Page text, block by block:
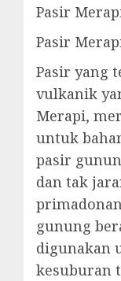
Pasir
Pasir
Pasir yang
vulkanik
Merapi,
untuk
pasir
dan tak
gunung
digunakan
kesuburan